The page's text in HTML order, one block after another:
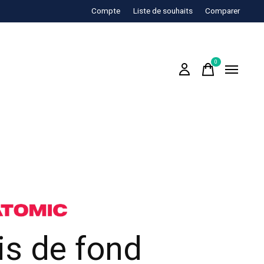
Compte Liste de souhaits Comparer
0items
de fond